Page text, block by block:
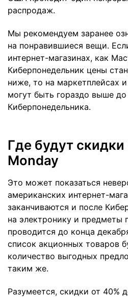
распродаж.
Мы рекомендуем заранее
на понравившиеся вещи.
интернет-магазинах, как
Киберпонедельник цены
ниже, то на маркетплейсах
могут быть гораздо выше
Киберпонедельника.
Где будут
Monday
Это может показаться
американских интернет-
заканчиваются и после
на электронику и предметы
проводится до конца
список акционных товаров
количество выгодных
таким же.
Разумеется, скидки от 40%